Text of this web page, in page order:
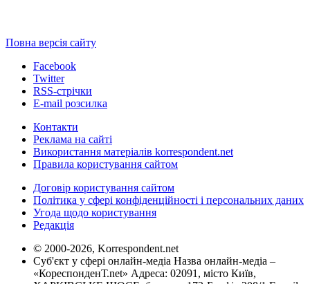
Повна версія сайту
Facebook
Twitter
RSS-стрічки
E-mail розсилка
Контакти
Реклама на сайті
Використання матеріалів korrespondent.net
Правила користування сайтом
Договір користування сайтом
Політика у сфері конфіденційності і персональних даних
Угода щодо користування
Редакція
© 2000-2026, Korrespondent.net
Суб'єкт у сфері онлайн-медіа Назва онлайн-медіа –
«КореспонденТ.net» Адреса: 02091, місто Київ,